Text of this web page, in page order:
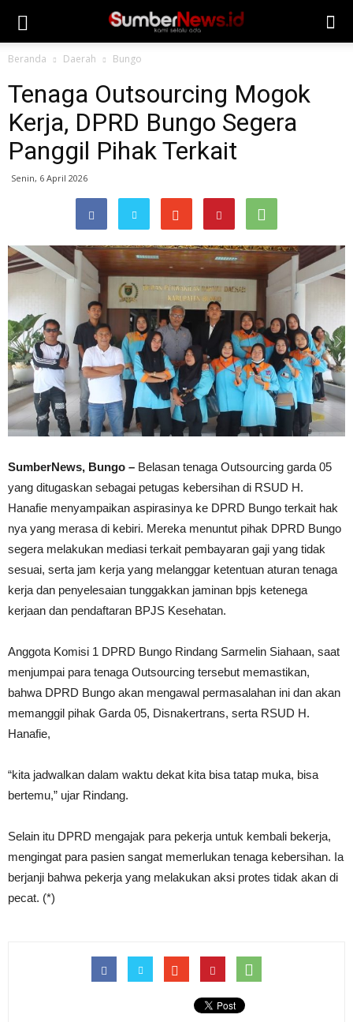
Beranda Daerah Bungo
Tenaga Outsourcing Mogok
Kerja, DPRD Bungo Segera
Panggil Pihak Terkait
Senin, 6 April 2026
SumberNews, Bungo – Belasan tenaga Outsourcing garda 05
yang ditugaskan sebagai petugas kebersihan di RSUD H.
Hanafie menyampaikan aspirasinya ke DPRD Bungo terkait hak
nya yang merasa di kebiri. Mereka menuntut pihak DPRD Bungo
segera melakukan mediasi terkait pembayaran gaji yang tidak
sesuai, serta jam kerja yang melanggar ketentuan aturan tenaga
kerja dan penyelesaian tunggakkan jaminan bpjs ketenega
kerjaan dan pendaftaran BPJS Kesehatan.
Anggota Komisi 1 DPRD Bungo Rindang Sarmelin Siahaan, saat
menjumpai para tenaga Outsourcing tersebut memastikan,
bahwa DPRD Bungo akan mengawal permasalahan ini dan akan
memanggil pihak Garda 05, Disnakertrans, serta RSUD H.
Hanafie,
“kita jadwalkan dalam waktu dekat kita bisa tatap muka, bisa
bertemu,” ujar Rindang.
Selain itu DPRD mengajak para pekerja untuk kembali bekerja,
mengingat para pasien sangat memerlukan tenaga kebersihan. Ia
berjanji bahwa pekerja yang melakukan aksi protes tidak akan di
pecat. (*)